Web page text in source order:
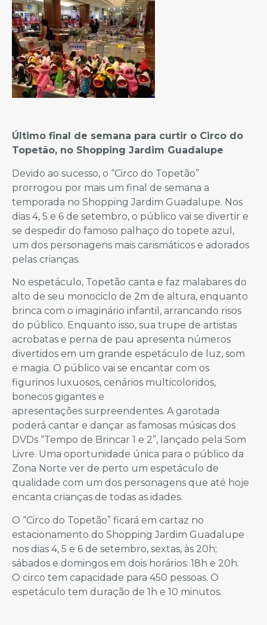
Último final de semana para curtir o Circo do
Topetão, no Shopping Jardim Guadalupe
Devido ao sucesso, o “Circo do Topetão”
prorrogou por mais um final de semana a
temporada no Shopping Jardim Guadalupe. Nos
dias 4, 5 e 6 de setembro, o público vai se divertir e
se despedir do famoso palhaço do topete azul,
um dos personagens mais carismáticos e adorados
pelas crianças.
No espetáculo, Topetão canta e faz malabares do
alto de seu monociclo de 2m de altura, enquanto
brinca com o imaginário infantil, arrancando risos
do público. Enquanto isso, sua trupe de artistas
acrobatas e perna de pau apresenta números
divertidos em um grande espetáculo de luz, som
e magia. O público vai se encantar com os
figurinos luxuosos, cenários multicoloridos,
bonecos gigantes e
apresentações surpreendentes. A garotada
poderá cantar e dançar as famosas músicas dos
DVDs “Tempo de Brincar 1 e 2”, lançado pela Som
Livre. Uma oportunidade única para o público da
Zona Norte ver de perto um espetáculo de
qualidade com um dos personagens que até hoje
encanta crianças de todas as idades.
O “Circo do Topetão” ficará em cartaz no
estacionamento do Shopping Jardim Guadalupe
nos dias 4, 5 e 6 de setembro, sextas, às 20h;
sábados e domingos em dois horários: 18h e 20h.
O circo tem capacidade para 450 pessoas. O
espetáculo tem duração de 1h e 10 minutos.